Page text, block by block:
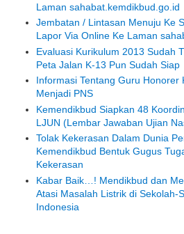
Laman sahabat.kemdikbud.go.id
Jembatan / Lintasan Menuju Ke
Lapor Via Online Ke Laman
Evaluasi Kurikulum 2013 Sudah
Peta Jalan K-13 Pun Sudah Siap
Informasi Tentang Guru Honorer
Menjadi PNS
Kemendikbud Siapkan 48
LJUN (Lembar Jawaban Ujian
Tolak Kekerasan Dalam Dunia
Kemendikbud Bentuk Gugus
Kekerasan
Kabar Baik…! Mendikbud dan
Atasi Masalah Listrik di Sekolah-
Indonesia